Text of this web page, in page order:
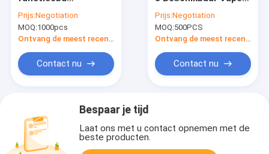
Pen voor
Prijs:Negotiation
MOQ:1000pcs
Ontvang de meest recente Prijs
Contact nu
Prijs:Negotiation
MOQ:500PCS
Ontvang de meest recente Prijs
Contact nu
Bespaar je tijd
Laat ons met u contact opnemen met de
beste producten.